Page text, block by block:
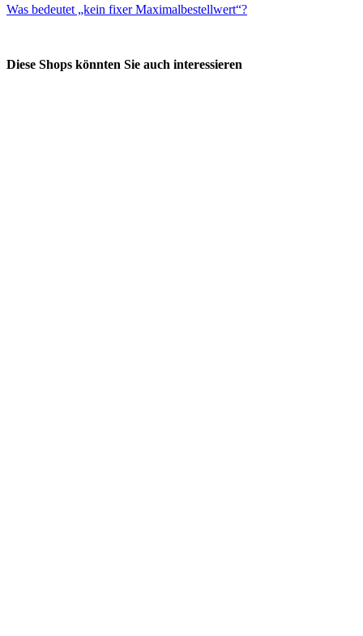
Was bedeutet „kein fixer Maximalbestellwert“?
Diese Shops könnten Sie auch interessieren